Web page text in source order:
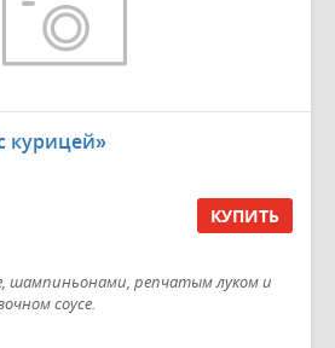
курицей»
КУПИТЬ
шампиньонами, репчатым луком и
соусе.